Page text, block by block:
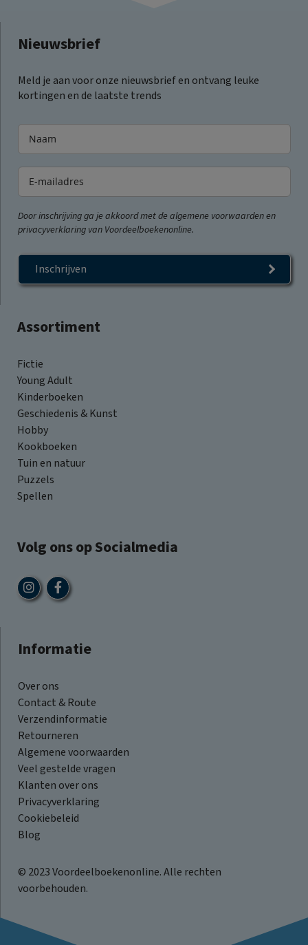
Assortiment
Fictie
Young Adult
Kinderboeken
Geschiedenis & Kunst
Hobby
Kookboeken
Tuin en natuur
Puzzels
Spellen
Volg ons op Socialmedia
Informatie
Over ons
Contact & Route
Verzendinformatie
Retourneren
Algemene voorwaarden
Veel gestelde vragen
Klanten over ons
Privacyverklaring
Cookiebeleid
Blog
© 2023 Voordeelboekenonline. Alle rechten
voorbehouden.
Nieuwsbrief
Meld je aan voor onze nieuwsbrief en ontvang leuke
kortingen en de laatste trends
Door inschrijving ga je akkoord met de algemene voorwaarden en
privacyverklaring van Voordeelboekenonline.
Inschrijven